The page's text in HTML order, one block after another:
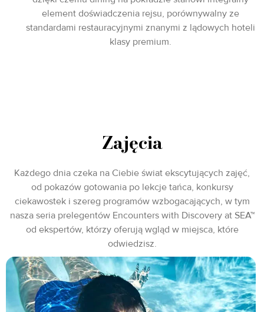
element doświadczenia rejsu, porównywalny ze
standardami restauracyjnymi znanymi z lądowych hoteli
klasy premium.
Zajęcia
Każdego dnia czeka na Ciebie świat ekscytujących zajęć,
od pokazów gotowania po lekcje tańca, konkursy
ciekawostek i szereg programów wzbogacających, w tym
nasza seria prelegentów Encounters with Discovery at SEA™
od ekspertów, którzy oferują wgląd w miejsca, które
odwiedzisz.